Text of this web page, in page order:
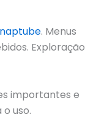
. Menus
Exploração
importantes e
uso.